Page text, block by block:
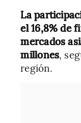
La
el 16,8% de
mercados
millones,
región.